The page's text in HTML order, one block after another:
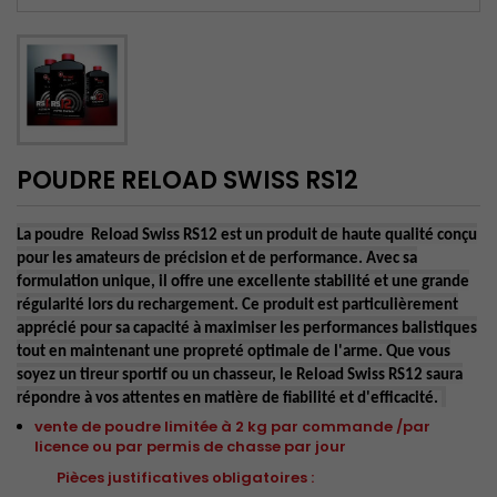
POUDRE RELOAD SWISS RS12
La poudre Reload Swiss RS12 est un produit de haute qualité conçu
pour les amateurs de précision et de performance. Avec sa
formulation unique, il offre une excellente stabilité et une grande
régularité lors du rechargement. Ce produit est particulièrement
apprécié pour sa capacité à maximiser les performances balistiques
tout en maintenant une propreté optimale de l'arme. Que vous
soyez un tireur sportif ou un chasseur, le Reload Swiss RS12 saura
répondre à vos attentes en matière de fiabilité et d'efficacité.
vente de poudre limitée à 2 kg par commande /par
licence ou par permis de chasse par jour
Pièces justificatives obligatoires :